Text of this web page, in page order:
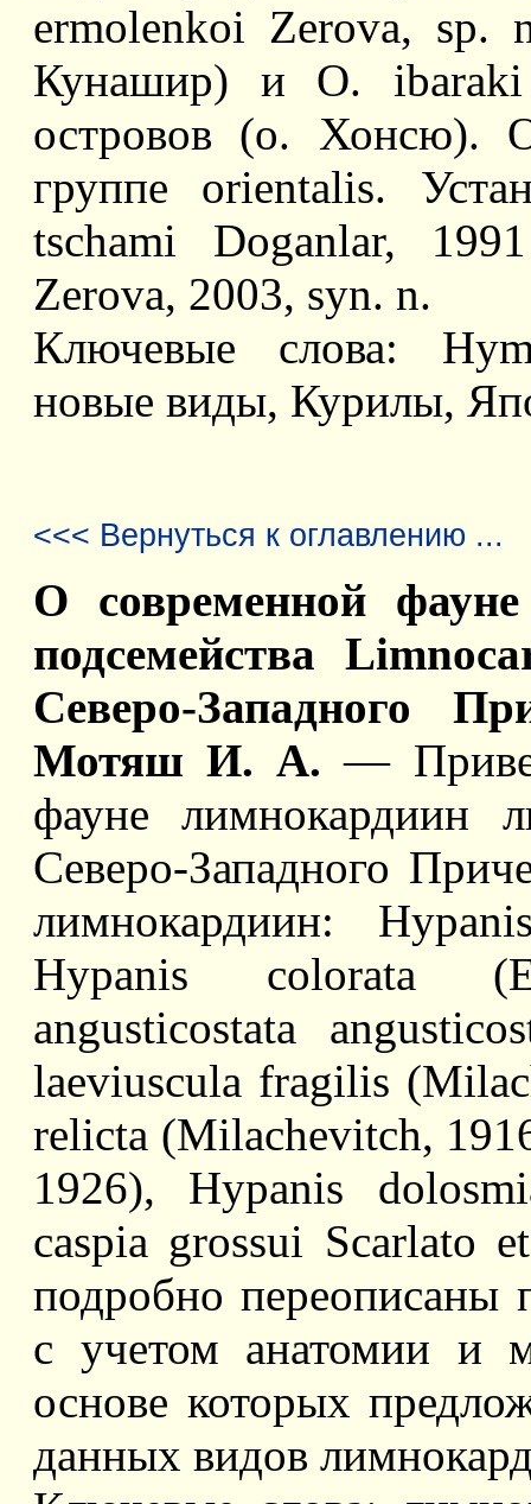
ermolenkoi Zerova, sp.
Кунашир) и O.
островов (о. Хонсю).
группе orientalis.
tschami Doganlar,
Zerova, 2003, syn. n.
Ключевые слова:
новые виды, Курилы,
<<< Вернуться к оглавлению ...
О современной
подсемейства
Северо-Западного
Мотяш И. А. —
фауне лимнокардиин
Северо-Западного
лимнокардиин:
Hypanis colorata
angusticostata
laeviuscula fragilis
relicta (Milachevitch,
1926), Hypanis
caspia grossui Scarlato
подробно переописаны
с учетом анатомии и
основе которых
данных видов